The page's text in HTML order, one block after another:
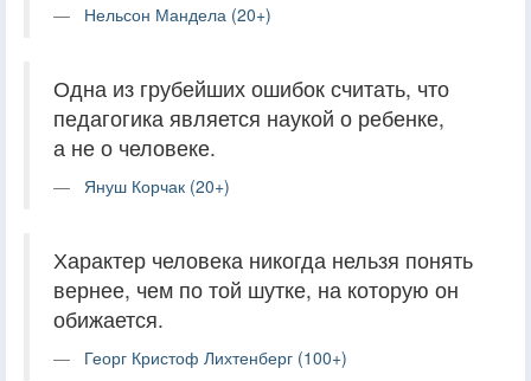
Нельсон Мандела (20+)
Одна из грубейших ошибок считать, что
педагогика является наукой о ребенке,
а не о человеке.
Януш Корчак (20+)
Характер человека никогда нельзя понять
вернее, чем по той шутке, на которую он
обижается.
Георг Кристоф Лихтенберг (100+)